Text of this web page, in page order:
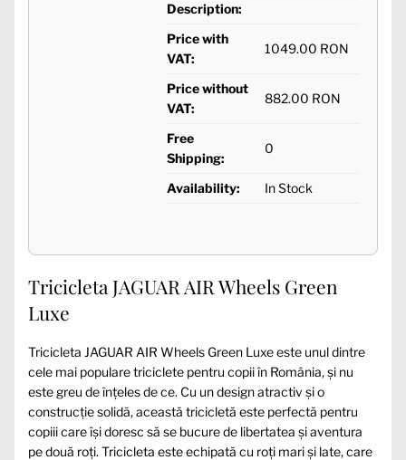
Description:
Price with
VAT:
1049.00 RON
Price without
VAT:
882.00 RON
Free
Shipping:
0
Availability: In Stock
Tricicleta JAGUAR AIR Wheels Green
Luxe
Tricicleta JAGUAR AIR Wheels Green Luxe este unul dintre
cele mai populare triciclete pentru copii în România, și nu
este greu de înțeles de ce. Cu un design atractiv și o
construcție solidă, această tricicletă este perfectă pentru
copiii care își doresc să se bucure de libertatea și aventura
pe două roți. Tricicleta este echipată cu roți mari și late, care